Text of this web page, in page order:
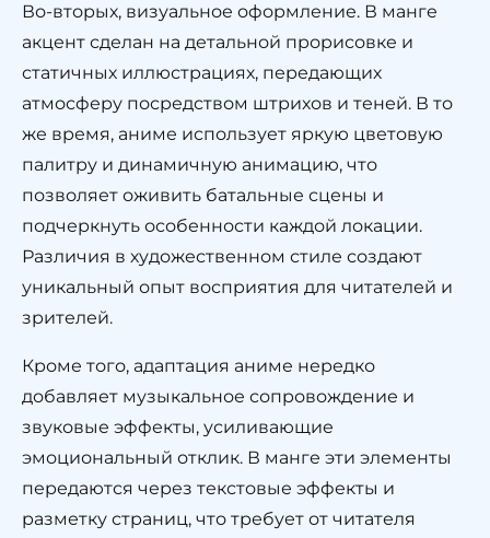
Во-вторых, визуальное оформление. В манге
акцент сделан на детальной прорисовке и
статичных иллюстрациях, передающих
атмосферу посредством штрихов и теней. В то
же время, аниме использует яркую цветовую
палитру и динамичную анимацию, что
позволяет оживить батальные сцены и
подчеркнуть особенности каждой локации.
Различия в художественном стиле создают
уникальный опыт восприятия для читателей и
зрителей.
Кроме того, адаптация аниме нередко
добавляет музыкальное сопровождение и
звуковые эффекты, усиливающие
эмоциональный отклик. В манге эти элементы
передаются через текстовые эффекты и
разметку страниц, что требует от читателя